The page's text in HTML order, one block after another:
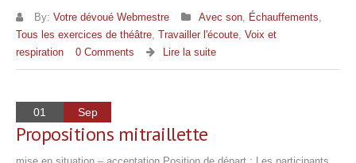
By: Votre dévoué Webmestre Avec son, Échauffements,
Tous les exercices de théâtre, Travailler l'écoute, Voix et
respiration
0 Comments Lire la suite
01 Sep
Propositions mitraillette